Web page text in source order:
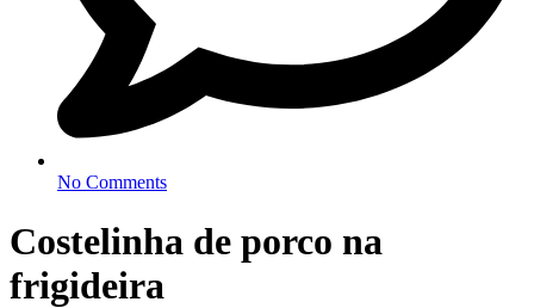
No Comments
Costelinha de porco na
frigideira